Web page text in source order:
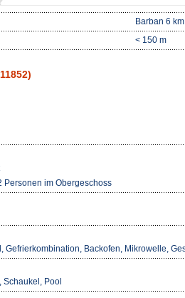
Barban 6 km
< 150 m
Personen im Obergeschoss
Gefrierkombination, Backofen, Mikrowelle,
Schaukel, Pool